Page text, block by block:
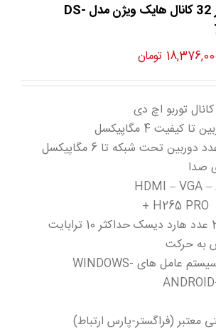
دستگاه دی وی آر 32 کانال هایک ویژن مدل DS-
تومانقیمت
است.
کیفیت 4 مگاپیکسل
به حرکت
سازگاری با سیستم عامل های WINDOWS-